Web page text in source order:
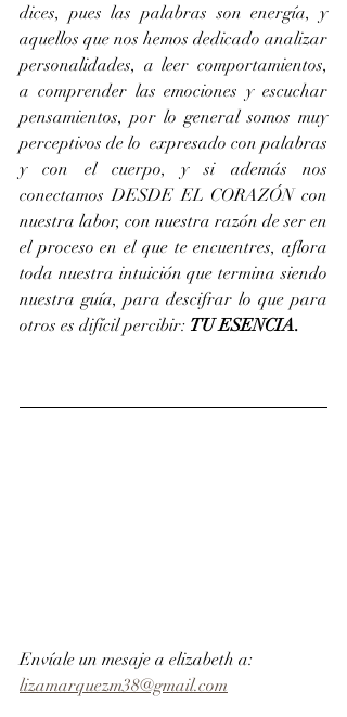
dices, pues las palabras son energía, y
aquellos que nos hemos dedicado analizar
personalidades, a leer comportamientos,
a comprender las emociones y escuchar
pensamientos, por lo general somos muy
perceptivos de lo  expresado con palabras
y con el cuerpo, y si además nos
conectamos DESDE EL CORAZÓN con
nuestra labor, con nuestra razón de ser en
el proceso en el que te encuentres, aflora
toda nuestra intuición que termina siendo
nuestra guía, para descifrar lo que para
otros es difícil percibir: TU ESENCIA.
Envíale un mesaje a elizabeth a:
lizamarquezm38@gmail.com